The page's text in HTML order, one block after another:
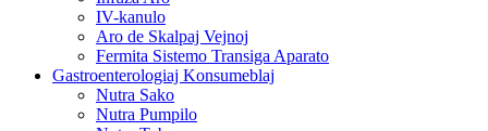
IV-kanulo
Aro de Skalpaj Vejnoj
Fermita Sistemo Transiga Aparato
Gastroenterologiaj Konsumeblaj
Nutra Sako
Nutra Pumpilo